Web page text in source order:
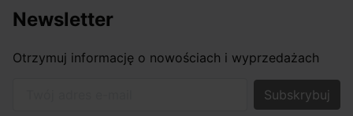
Newsletter
Otrzymuj informację o nowościach i wyprzedażach